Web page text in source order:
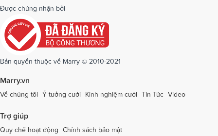
Dịch vụ cưới tại Quảng Bình
Dịch vụ cưới tại Quảng Ngãi
Dịch vụ cưới tại Quảng Ninh
Dịch vụ cưới tại Sóc Trăng Dịch vụ cưới tại Sơn La
Dịch vụ cưới tại Thái Bình Dịch vụ cưới tại Thanh Hóa
Dịch vụ cưới tại Thừa Thiên - Huế
Dịch vụ cưới tại An Giang Dịch vụ cưới tại Trà Vinh
Được chứng nhận bởi
Bản quyền thuộc về Marry © 2010-2021
Marry.vn
Về chúng tôi Ý tưởng cưới Kinh nghiệm cưới Tin Tức Video
Trợ giúp
Quy chế hoạt động
Chính sách bảo mật